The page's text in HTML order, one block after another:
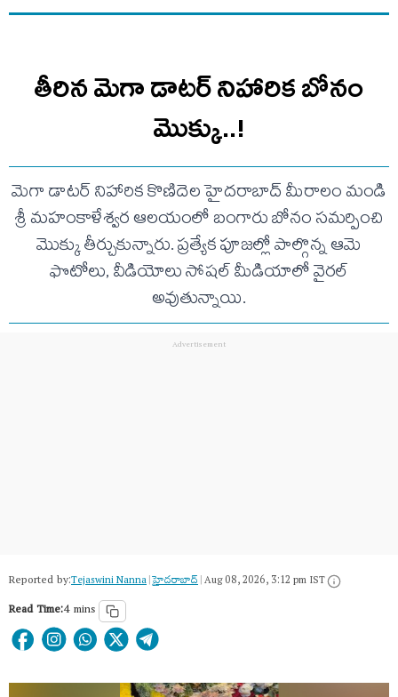
తీరిన మెగా డాటర్ నిహారిక బోనం
మొక్కు..!
మెగా డాటర్ నిహారిక కొణిదెల హైదరాబాద్ మీరాలం మండి
శ్రీ మహంకాళేశ్వర ఆలయంలో బంగారు బోనం సమర్పించి
మొక్కు తీర్చుకున్నారు. ప్రత్యేక పూజల్లో పాల్గొన్న ఆమె
ఫొటోలు, వీడియోలు సోషల్ మీడియాలో వైరల్
అవుతున్నాయి.
Reported by:Tejaswini Nanna|హైదరాబాద్​|Aug 08, 2026, 3:12 pm IST
Read Time:4 mins